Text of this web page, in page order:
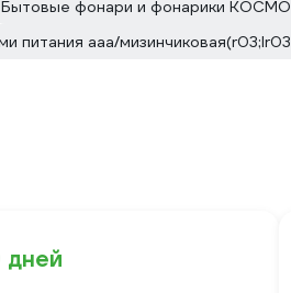
Бытовые фонари и фонарики
питания aaa/
дней